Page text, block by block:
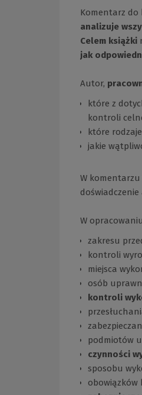
Komentarz
analizuje
Celem książki
jak
Autor,
które z
kontroli
które
jakie
W komentarzu
W
zakresu
kontroli
miejsca
osób
kontroli
podmiotów
czynności
sposobu